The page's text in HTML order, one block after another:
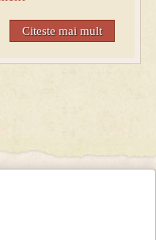
Citeste mai mult